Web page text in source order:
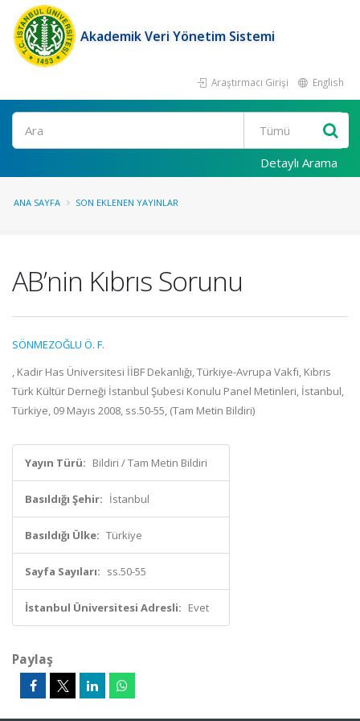
Akademik Veri Yönetim Sistemi
Araştırmacı Girişi English
Ara
Detaylı Arama
ANA SAYFA SON EKLENEN YAYINLAR
AB’nin Kıbrıs Sorunu
SÖNMEZOĞLU Ö. F.
, Kadir Has Üniversitesi İİBF Dekanlığı, Türkiye-Avrupa Vakfı, Kıbrıs
Türk Kültür Derneği İstanbul Şubesi Konulu Panel Metinleri, İstanbul,
Türkiye, 09 Mayıs 2008, ss.50-55, (Tam Metin Bildiri)
Yayın Türü: Bildiri / Tam Metin Bildiri
Basıldığı Şehir: İstanbul
Basıldığı Ülke: Türkiye
Sayfa Sayıları: ss.50-55
İstanbul Üniversitesi Adresli: Evet
Paylaş